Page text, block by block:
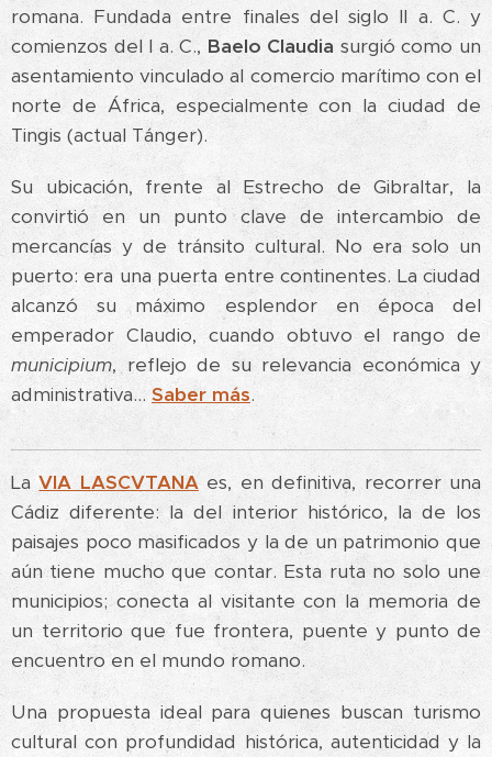
romana. Fundada entre finales del siglo II a. C. y
comienzos del I a. C., Baelo Claudia surgió como un
asentamiento vinculado al comercio marítimo con el
norte de África, especialmente con la ciudad de
Tingis (actual Tánger).
Su ubicación, frente al Estrecho de Gibraltar, la
convirtió en un punto clave de intercambio de
mercancías y de tránsito cultural. No era solo un
puerto: era una puerta entre continentes. La ciudad
alcanzó su máximo esplendor en época del
emperador Claudio, cuando obtuvo el rango de
municipium, reflejo de su relevancia económica y
administrativa... Saber más.
LaVIA LASCVTANAes, en definitiva, recorrer una
Cádiz diferente: la del interior histórico, la de los
paisajes poco masificados y la de un patrimonio que
aún tiene mucho que contar. Esta ruta no solo une
municipios; conecta al visitante con la memoria de
un territorio que fue frontera, puente y punto de
encuentro en el mundo romano.
Una propuesta ideal para quienes buscan turismo
cultural con profundidad histórica, autenticidad y la